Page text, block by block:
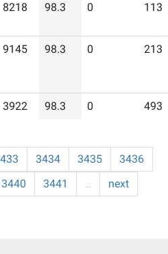
8218 98.3 0 113
9145 98.3 0 213
3922 98.3 0 493
3434 3435
3436
3440 3441 …
next